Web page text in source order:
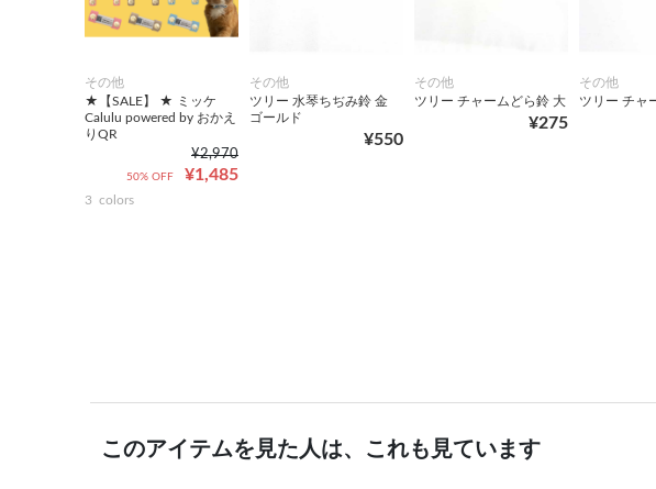
その他
★【SALE】 ★ ミッケ
Calulu powered by おかえ
りQR
¥2,970
¥1,485
50% OFF
3 colors
その他
ツリー 水琴ちぢみ鈴 金
ゴールド
¥550
その他
ツリー チャームどら鈴 大
¥275
その他
ツリー チャ
このアイテムを見た人は、これも見ています